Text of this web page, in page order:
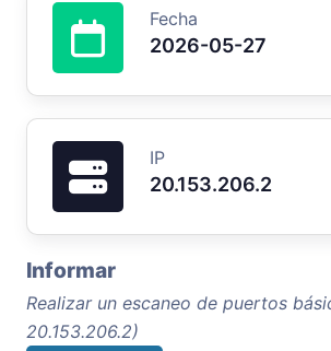
Fecha
2026-05-27
IP
20.153.206.2
Informar
Realizar un escaneo de puertos
20.153.206.2)